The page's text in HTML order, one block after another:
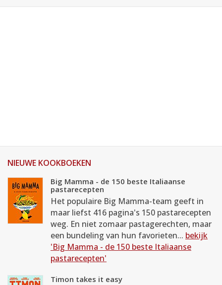
NIEUWE KOOKBOEKEN
Big Mamma - de 150 beste Italiaanse
pastarecepten
Het populaire Big Mamma-team geeft in
maar liefst 416 pagina's 150 pastarecepten
weg. En niet zomaar pastagerechten, maar
een bundeling van hun favorieten... bekijk
'Big Mamma - de 150 beste Italiaanse
pastarecepten'
Timon takes it easy